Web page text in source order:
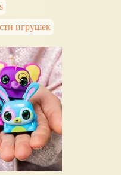
игрушек